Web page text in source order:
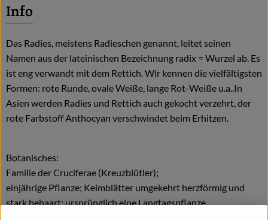
Info
Das Radies, meistens Radieschen genannt, leitet seinen
Namen aus der lateinischen Bezeichnung radix = Wurzel ab. Es
ist eng verwandt mit dem Rettich. Wir kennen die vielfältigsten
Formen: rote Runde, ovale Weiße, lange Rot-Weiße u.a..In
Asien werden Radies und Rettich auch gekocht verzehrt, der
rote Farbstoff Anthocyan verschwindet beim Erhitzen.
Botanisches:
Familie der Cruciferae (Kreuzblütler);
einjährige Pflanze; Keimblätter umgekehrt herzförmig und
stark behaart; ursprünglich eine Langtagspflanze.